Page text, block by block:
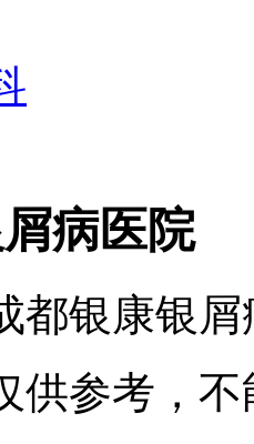
病医院
都银康银
供参考，